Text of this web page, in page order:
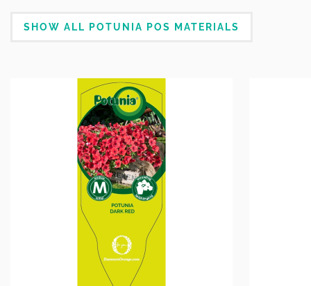
SHOW ALL POTUNIA POS MATERIALS